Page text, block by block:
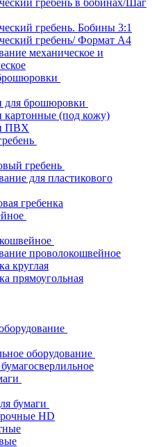
гребень в бобинах/Шаг
гребень. Бобины 3:1
гребень/ Формат А4
механическое и
для брошюровки
(под кожу)
ПВХ
гребень
для пластикового
гребенка
проволокошвейное
круглая
прямоугольная
оборудование
бумаги
HD